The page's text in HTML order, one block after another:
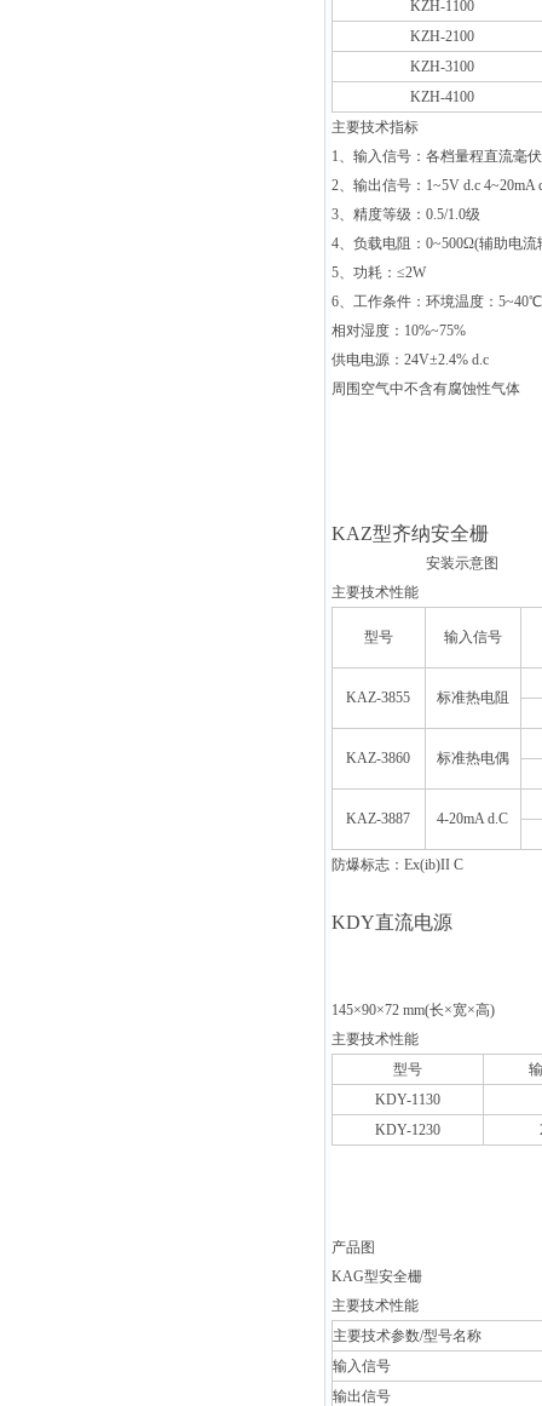
KZH-1100
KZH-2100
KZH-3100
KZH-4100
主要技术指标
1、输入信号：各档量程直流毫
2、输出信号：1~5V d.c 4~20mA
3、精度等级：0.5/1.0级
4、负载电阻：0~500Ω(辅助电流
5、功耗：≤2W
6、工作条件：环境温度：5~40℃
相对湿度：10%~75%
供电电源：24V±2.4% d.c
周围空气中不含有腐蚀性气体
KAZ型齐纳安全栅
安装示意图
主要技术性能
型号 输入信号
KAZ-3855 标准热电阻
KAZ-3860 标准热电偶
KAZ-3887 4-20mA d.C
防爆标志： Ex(ib)II C
KDY直流电源
145×90×72 mm(长×宽×高
主要技术性能
型号
KDY-1130
KDY-1230
产品图
KAG型安全栅
主要技术性能
主要技术参数/型号名称
输入信号
输出信号